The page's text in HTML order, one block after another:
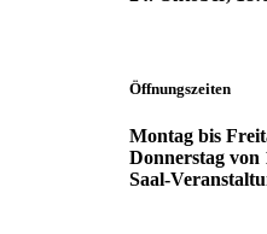
Öffnungszeiten
Montag bis
Donnerstag von
Saal-